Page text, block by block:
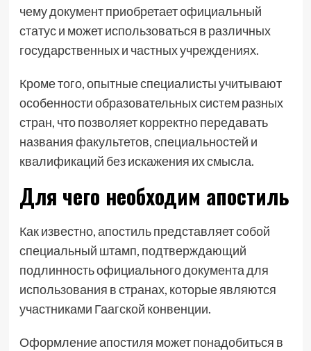
чему документ приобретает официальный
статус и может использоваться в различных
государственных и частных учреждениях.
Кроме того, опытные специалисты учитывают
особенности образовательных систем разных
стран, что позволяет корректно передавать
названия факультетов, специальностей и
квалификаций без искажения их смысла.
Для чего необходим апостиль
Как известно,апостильпредставляет собой
специальный штамп, подтверждающий
подлинность официального документа для
использования в странах, которые являются
участниками Гаагской конвенции.
Оформление апостиля может понадобиться в